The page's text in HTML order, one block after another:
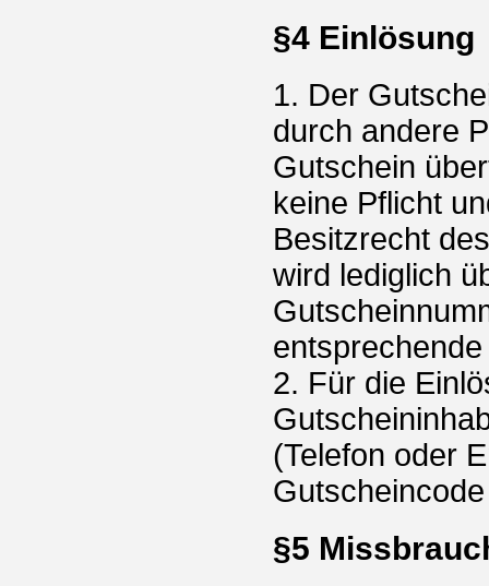
§4 Einlösung
1. Der
durch andere
Gutschein
keine Pflicht
Besitzrecht
wird lediglich
2. Für die
(Telefon oder
§5